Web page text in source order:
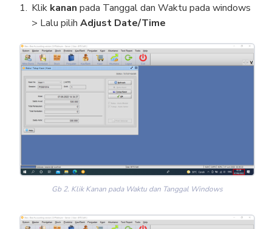
Klik kanan pada Tanggal dan Waktu pada windows
> Lalu pilih Adjust Date/Time
Gb 2. Klik Kanan pada Waktu dan Tanggal Windows